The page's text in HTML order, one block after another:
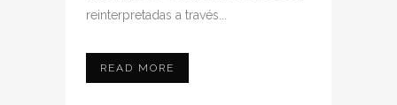
reinterpretadas a través...
READ MORE